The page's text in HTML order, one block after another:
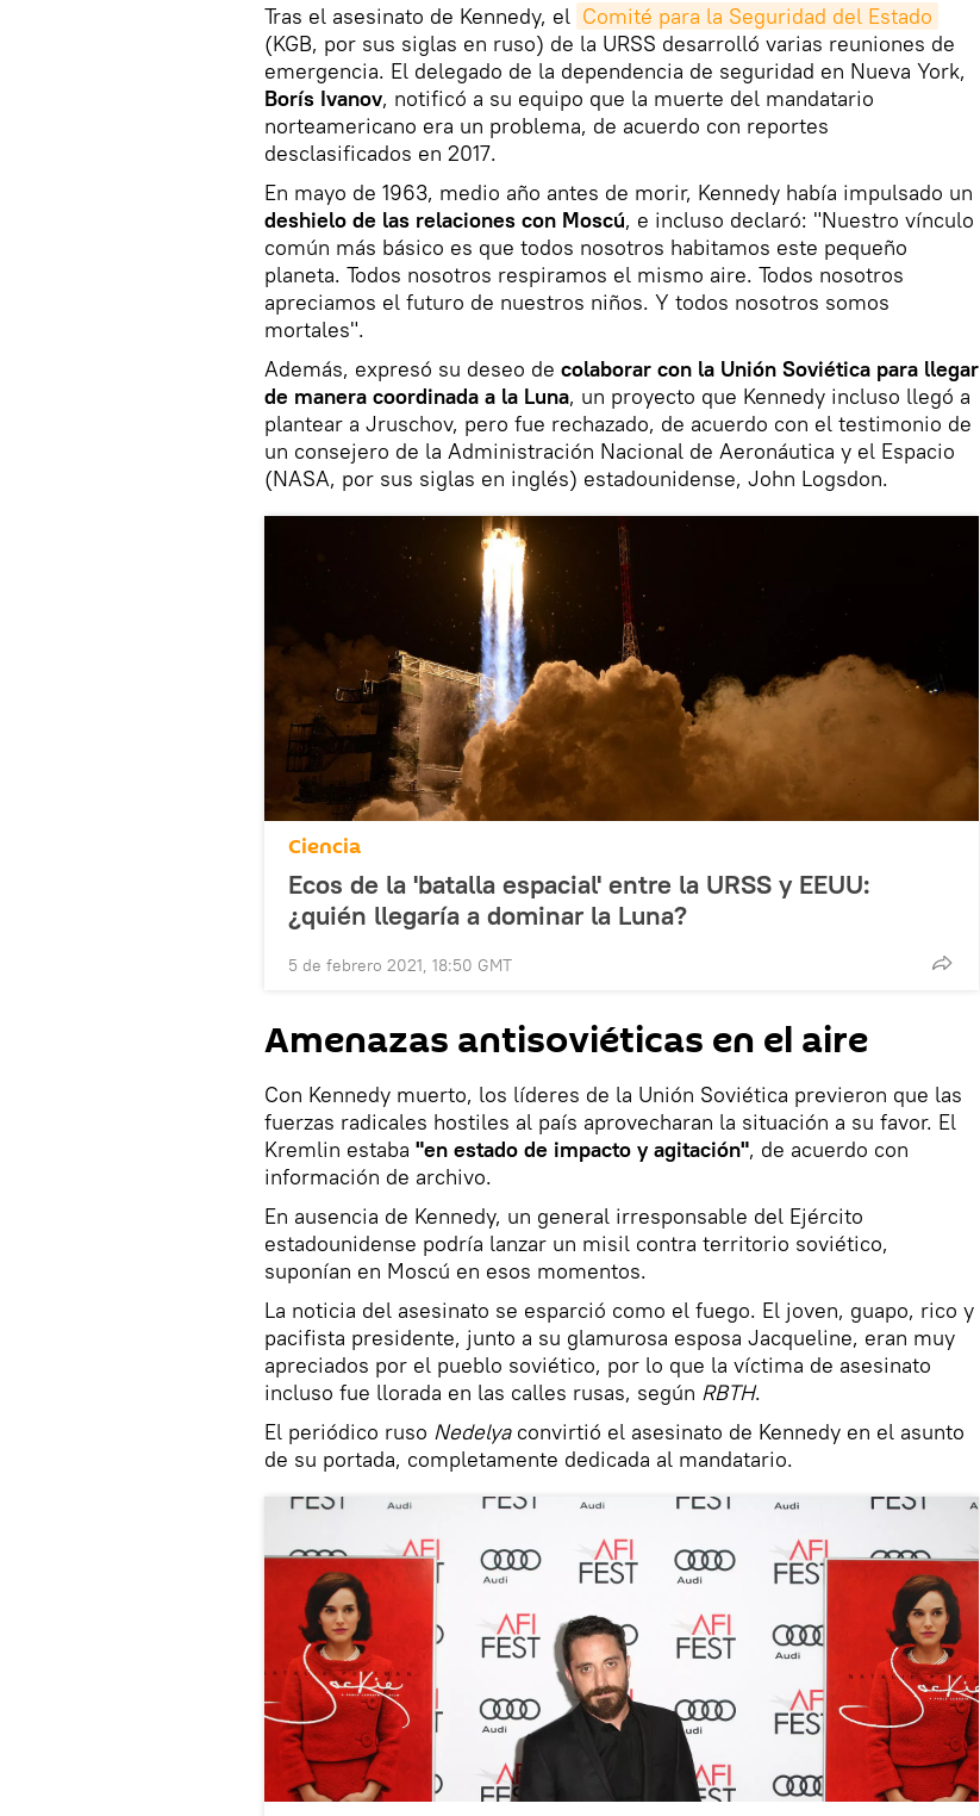
Tras el asesinato de Kennedy, el Comité para la Seguridad del Estado
(KGB, por sus siglas en ruso) de la URSS desarrolló varias reuniones de
emergencia. El delegado de la dependencia de seguridad en Nueva York,
Borís Ivanov, notificó a su equipo que la muerte del mandatario
norteamericano era un problema, de acuerdo con reportes
desclasificados en 2017.
En mayo de 1963, medio año antes de morir, Kennedy había impulsado un
deshielo de las relaciones con Moscú, e incluso declaró: "Nuestro vínculo
común más básico es que todos nosotros habitamos este pequeño
planeta. Todos nosotros respiramos el mismo aire. Todos nosotros
apreciamos el futuro de nuestros niños. Y todos nosotros somos
mortales".
Además, expresó su deseo de colaborar con la Unión Soviética para llegar
de manera coordinada a la Luna, un proyecto que Kennedy incluso llegó a
plantear a Jruschov, pero fue rechazado, de acuerdo con el testimonio de
un consejero de la Administración Nacional de Aeronáutica y el Espacio
(NASA, por sus siglas en inglés) estadounidense, John Logsdon.
Ciencia
Ecos de la 'batalla espacial' entre la URSS y EEUU:
¿quién llegaría a dominar la Luna?
5 de febrero 2021, 18:50 GMT
Amenazas antisoviéticas en el aire
Con Kennedy muerto, los líderes de la Unión Soviética previeron que las
fuerzas radicales hostiles al país aprovecharan la situación a su favor. El
Kremlin estaba "en estado de impacto y agitación", de acuerdo con
información de archivo.
En ausencia de Kennedy, un general irresponsable del Ejército
estadounidense podría lanzar un misil contra territorio soviético,
suponían en Moscú en esos momentos.
La noticia del asesinato se esparció como el fuego. El joven, guapo, rico y
pacifista presidente, junto a su glamurosa esposa Jacqueline, eran muy
apreciados por el pueblo soviético, por lo que la víctima de asesinato
incluso fue llorada en las calles rusas, según RBTH.
El periódico ruso Nedelyaconvirtió el asesinato de Kennedy en el asunto
de su portada, completamente dedicada al mandatario.